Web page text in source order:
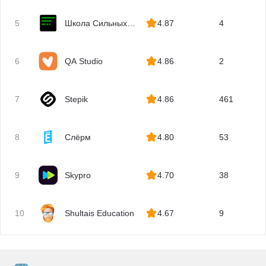
Docker
Django
Технический директор
Базы данных
Криптография
Smart Contract
Создание чат-ботов
5
Школа Сильных
4.87 4
6 QA Studio 4.86 2
7 Stepik 4.86 461
8 Слёрм 4.80 53
9 Skypro 4.70 38
10 Shultais Education 4.67 9